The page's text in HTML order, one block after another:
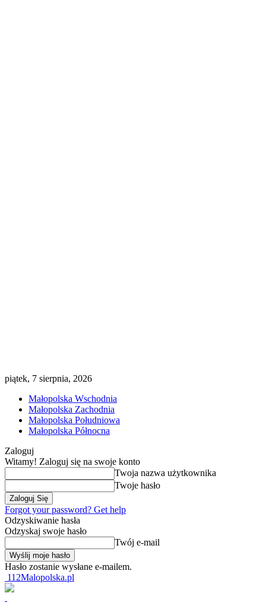
piątek, 7 sierpnia, 2026
Małopolska Wschodnia
Małopolska Zachodnia
Małopolska Południowa
Małopolska Północna
Zaloguj
Witamy! Zaloguj się na swoje konto
Twoja nazwa użytkownika
Twoje hasło
Forgot your password? Get help
Odzyskiwanie hasła
Odzyskaj swoje hasło
Twój e-mail
Hasło zostanie wysłane e-mailem.
112Malopolska.pl